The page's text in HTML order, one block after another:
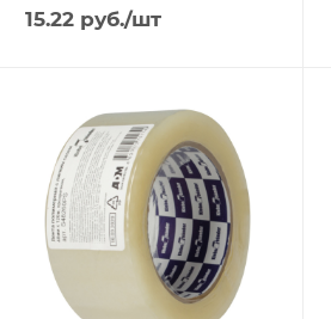
15.22руб./шт